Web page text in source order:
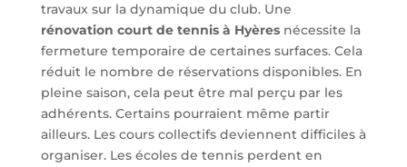
travaux sur la dynamique du club. Une
rénovation court de tennis à Hyèresnécessite la
fermeture temporaire de certaines surfaces. Cela
réduit le nombre de réservations disponibles. En
pleine saison, cela peut être mal perçu par les
adhérents. Certains pourraient même partir
ailleurs. Les cours collectifs deviennent difficiles à
organiser. Les écoles de tennis perdent en